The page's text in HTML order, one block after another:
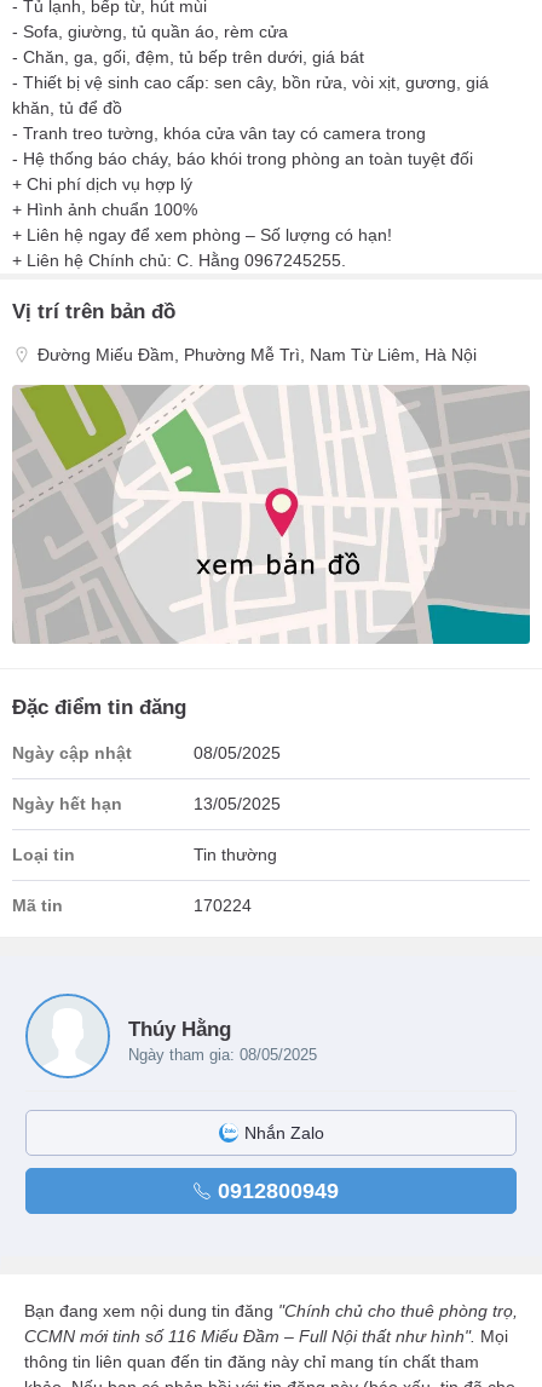
- Tủ lạnh, bếp từ, hút mùi
- Sofa, giường, tủ quần áo, rèm cửa
- Chăn, ga, gối, đệm, tủ bếp trên dưới, giá bát
- Thiết bị vệ sinh cao cấp: sen cây, bồn rửa, vòi xịt, gương, giá
khăn, tủ để đồ
- Tranh treo tường, khóa cửa vân tay có camera trong
- Hệ thống báo cháy, báo khói trong phòng an toàn tuyệt đối
+ Chi phí dịch vụ hợp lý
+ Hình ảnh chuẩn 100%
+ Liên hệ ngay để xem phòng – Số lượng có hạn!
+ Liên hệ Chính chủ: C. Hằng 0967245255.
Vị trí trên bản đồ
Đường Miếu Đầm, Phường Mễ Trì, Nam Từ Liêm, Hà Nội
Đặc điểm tin đăng
Ngày cập nhật 08/05/2025
Ngày hết hạn 13/05/2025
Loại tin Tin thường
Mã tin 170224
Thúy Hằng
Ngày tham gia: 08/05/2025
Nhắn Zalo
0912800949
Bạn đang xem nội dung tin đăng "Chính chủ cho thuê phòng trọ,
CCMN mới tinh số 116 Miếu Đầm – Full Nội thất như hình". Mọi
thông tin liên quan đến tin đăng này chỉ mang tín chất tham